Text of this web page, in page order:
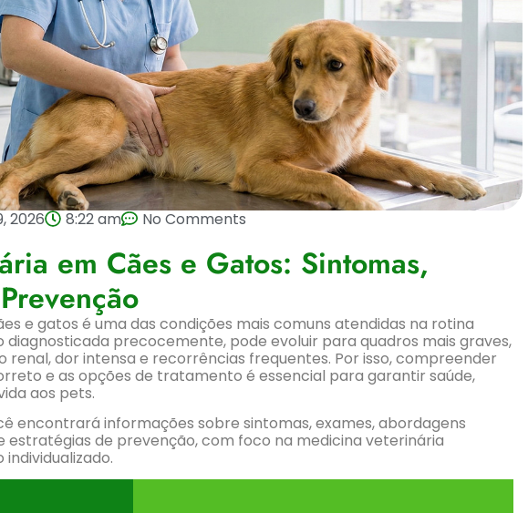
2026 8:22 am No Comments
em Cães e Gatos: Sintomas,
e gatos é uma das condições mais comuns atendidas na rotina
diagnosticada precocemente, pode evoluir para quadros mais graves,
dor intensa e recorrências frequentes. Por isso, compreender
e as opções de tratamento é essencial para garantir saúde,
aos pets.
encontrará informações sobre sintomas, exames, abordagens
estratégias de prevenção, com foco na medicina veterinária